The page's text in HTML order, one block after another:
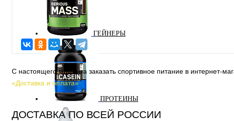
ГЕЙНЕРЫ
ПРОТЕИНЫ
С настоящего момента заказать спортивное питание в интернет-
«Доставка и оплата».
ДОСТАВКА ПО ВСЕЙ РОССИИ